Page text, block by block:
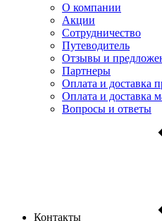
О компании
Акции
Сотрудничество
Путеводитель
Отзывы и
Партнеры
Оплата и доставка
Оплата и доставка
Вопросы и ответы
Контакты